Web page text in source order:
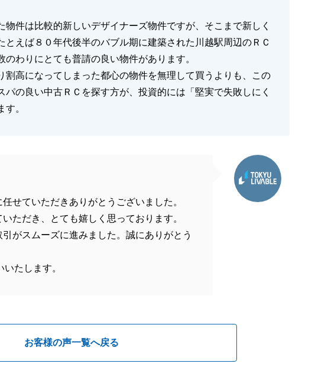
物件は比較的新しいデザイナーズ物件ですが、そこまで新しく
とえば８０年代後半のバブル期に建築された川越駅周辺のＲＣ
のわりにとても普請の良い物件があります。
割高になってしまった都心の物件を無理して買うよりも、この
パの良い中古ＲＣを探す方が、投資的には「堅実で失敗しにく
す。
せていただきありがとうございました。
ただき、とても嬉しく思っております。
がスムーズに進みました。誠にありがとう
たします。
お客様の声一覧へ戻る